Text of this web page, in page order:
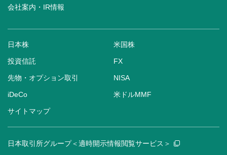
会社案内・IR情報
日本株 米国株
投資信託 FX
先物・オプション取引 NISA
iDeCo 米ドルMMF
サイトマップ
日本取引所グループ＜適時開示情報閲覧サービス＞